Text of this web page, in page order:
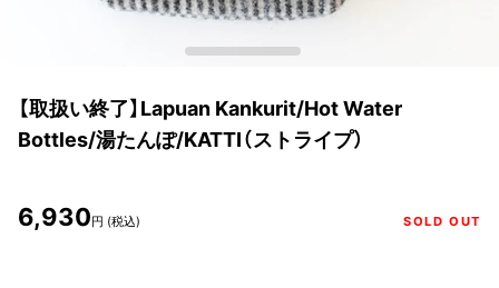
【取扱い終了】Lapuan Kankurit/Hot Water
Bottles/湯たんぽ/KATTI（ストライプ）
6,930円 (税込) SOLD OUT